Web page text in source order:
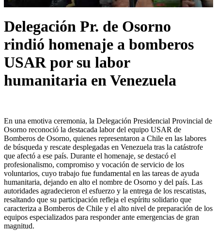
Delegación Pr. de Osorno
rindió homenaje a bomberos
USAR por su labor
humanitaria en Venezuela
En una emotiva ceremonia, la Delegación Presidencial Provincial de
Osorno reconoció la destacada labor del equipo USAR de
Bomberos de Osorno, quienes representaron a Chile en las labores
de búsqueda y rescate desplegadas en Venezuela tras la catástrofe
que afectó a ese país. Durante el homenaje, se destacó el
profesionalismo, compromiso y vocación de servicio de los
voluntarios, cuyo trabajo fue fundamental en las tareas de ayuda
humanitaria, dejando en alto el nombre de Osorno y del país. Las
autoridades agradecieron el esfuerzo y la entrega de los rescatistas,
resaltando que su participación refleja el espíritu solidario que
caracteriza a Bomberos de Chile y el alto nivel de preparación de los
equipos especializados para responder ante emergencias de gran
magnitud.